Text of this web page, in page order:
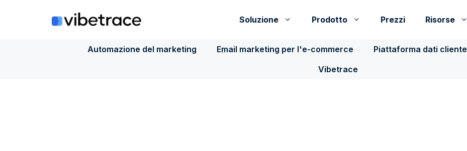
Soluzione Prodotto Prezzi Risorse
Automazione del marketing Email marketing per l'e-commerce Piattaforma dati cliente
Vibetrace